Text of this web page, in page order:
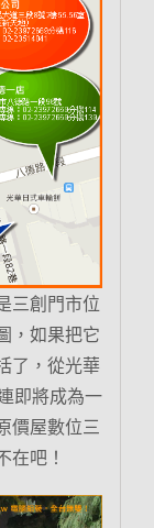
三創門市位
，如果把它
了，從光華
即將成為一
價屋數位三
在吧！